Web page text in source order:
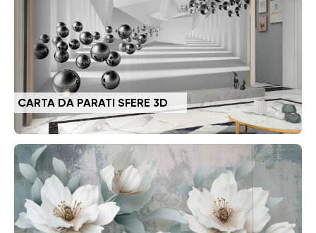
CARTA DA PARATI SFERE 3D